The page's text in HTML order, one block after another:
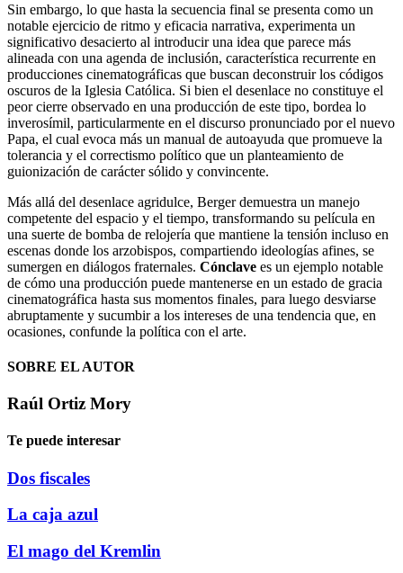
Sin embargo, lo que hasta la secuencia final se presenta como un
notable ejercicio de ritmo y eficacia narrativa, experimenta un
significativo desacierto al introducir una idea que parece más
alineada con una agenda de inclusión, característica recurrente en
producciones cinematográficas que buscan deconstruir los códigos
oscuros de la Iglesia Católica. Si bien el desenlace no constituye el
peor cierre observado en una producción de este tipo, bordea lo
inverosímil, particularmente en el discurso pronunciado por el nuevo
Papa, el cual evoca más un manual de autoayuda que promueve la
tolerancia y el correctismo político que un planteamiento de
guionización de carácter sólido y convincente.
Más allá del desenlace agridulce, Berger demuestra un manejo
competente del espacio y el tiempo, transformando su película en
una suerte de bomba de relojería que mantiene la tensión incluso en
escenas donde los arzobispos, compartiendo ideologías afines, se
sumergen en diálogos fraternales. Cónclave es un ejemplo notable
de cómo una producción puede mantenerse en un estado de gracia
cinematográfica hasta sus momentos finales, para luego desviarse
abruptamente y sucumbir a los intereses de una tendencia que, en
ocasiones, confunde la política con el arte.
SOBRE EL AUTOR
Raúl Ortiz Mory
Te puede interesar
Dos fiscales
La caja azul
El mago del Kremlin